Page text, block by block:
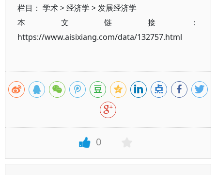
栏目： 学术>经济学 >发展经济学
本文链接：
https://www.aisixiang.com/data/132757.html
0